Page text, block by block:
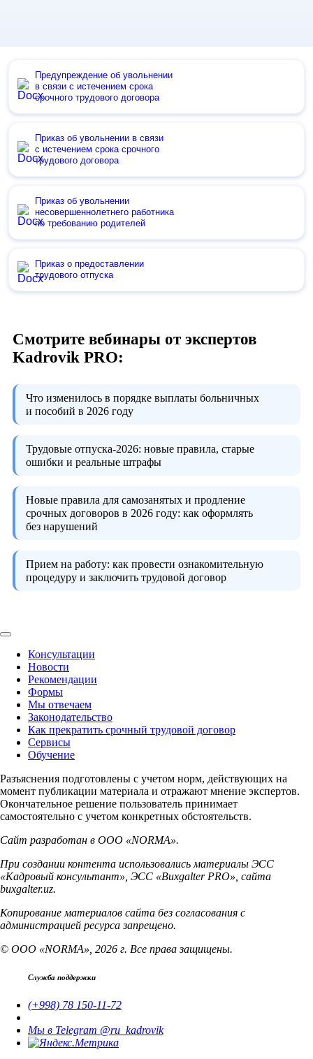
Предупреждение об увольнении
в связи с истечением срока
срочного трудового договора
Приказ об увольнении в связи
с истечением срока срочного
трудового договора
Приказ об увольнении
несовершеннолетнего работника
по требованию родителей
Приказ о предоставлении
трудового отпуска
Смотрите вебинары от экспертов
Kadrovik PRO:
Что изменилось в порядке выплаты больничных
и пособий в 2026 году
Трудовые отпуска-2026: новые правила, старые
ошибки и реальные штрафы
Новые правила для самозанятых и продление
срочных договоров в 2026 году: как оформлять
без нарушений
Прием на работу: как провести ознакомительную
процедуру и заключить трудовой договор
Консультации
Новости
Рекомендации
Формы
Мы отвечаем
Законодательство
Как прекратить срочный трудовой договор
Сервисы
Обучение
Разъяснения подготовлены с учетом норм, действующих на
момент публикации материала и отражают мнение экспертов.
Окончательное решение пользователь принимает
самостоятельно с учетом конкретных обстоятельств.
Сайт разработан в ООО «NORMA».
При создании контента использовались материалы ЭСС
«Кадровый консультант», ЭСС «Buxgalter PRO», сайта
buxgalter.uz.
Копирование материалов сайта без согласования с
администрацией ресурса запрещено.
© ООО «NORMA», 2026 г. Все права защищены.
Служба поддержки
(+998) 78 150-11-72
Мы в Telegram @ru_kadrovik